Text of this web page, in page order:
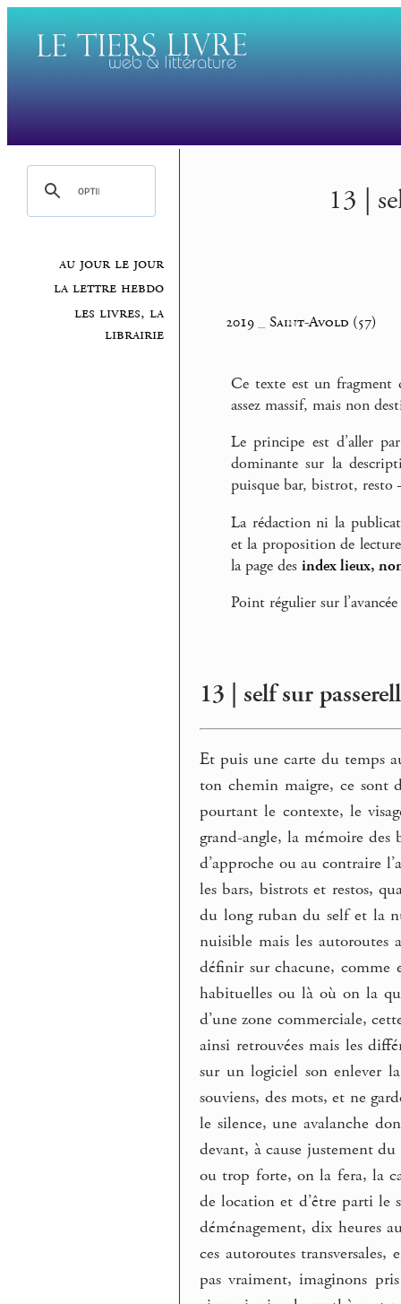
au jour le jour
la lettre hebdo
les livres, la
librairie
13 |
2019_ Saint-Avold (57)
Ce texte est un fragment
assez massif, mais non
Le principe est d’aller
dominante sur la
puisque bar, bistrot,
La rédaction ni la
et la proposition de
la page des index lieux,
Point régulier sur
13 | self sur
Et puis une carte du temps
ton chemin maigre, ce sont
pourtant le contexte, le
grand-angle, la mémoire des
d’approche ou au contraire
les bars, bistrots et restos,
du long ruban du self et la
nuisible mais les
définir sur chacune, comme
habituelles ou là où on la
d’une zone commerciale,
ainsi retrouvées mais les
sur un logiciel son enlever
souviens, des mots, et ne
le silence, une avalanche
devant, à cause justement
ou trop forte, on la fera, la
de location et d’être parti le
déménagement, dix heures
ces autoroutes
pas vraiment, imaginons